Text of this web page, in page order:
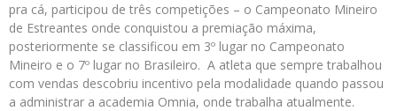
pra cá, participou de três competições – o Campeonato Mineiro
de Estreantes onde conquistou a premiação máxima,
posteriormente se classificou em 3º lugar no Campeonato
Mineiro e o 7º lugar no Brasileiro. A atleta que sempre trabalhou
com vendas descobriu incentivo pela modalidade quando passou
a administrar a academia Omnia, onde trabalha atualmente.